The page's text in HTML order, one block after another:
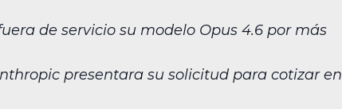
de servicio su modelo Opus 4.6 por más
presentara su solicitud para cotizar en